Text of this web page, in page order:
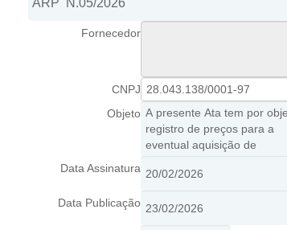
Fornecedor
CNPJ
Objeto
Data Assinatura
Data Publicação